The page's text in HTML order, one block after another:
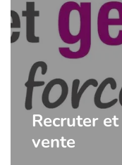
Recruter
vente